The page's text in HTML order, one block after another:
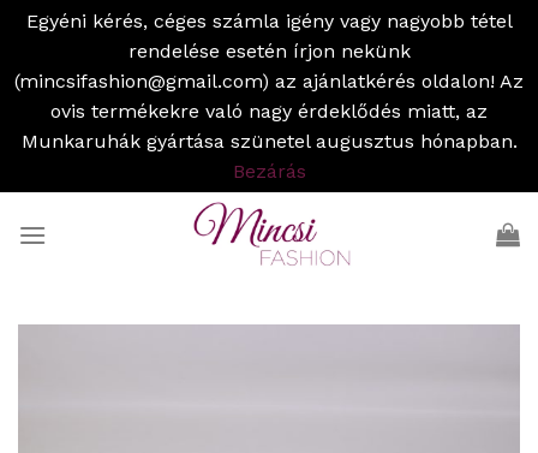
Egyéni kérés, céges számla igény vagy nagyobb tétel
rendelése esetén írjon nekünk
(mincsifashion@gmail.com) az ajánlatkérés oldalon! Az
ovis termékekre való nagy érdeklődés miatt, az
Munkaruhák gyártása szünetel augusztus hónapban.
Bezárás